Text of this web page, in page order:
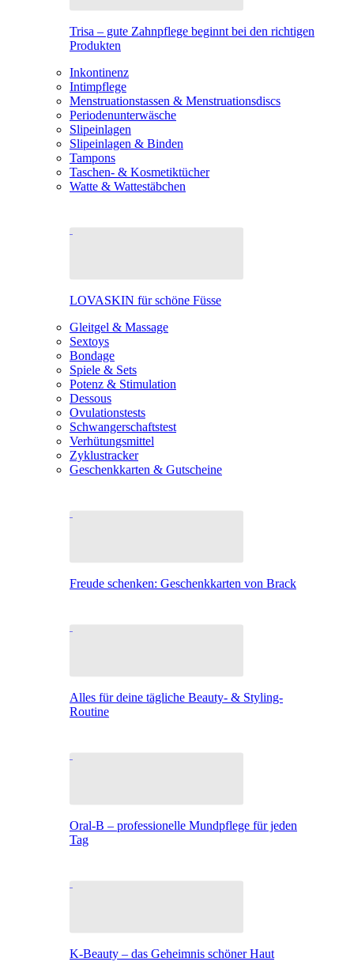
Trisa – gute Zahnpflege beginnt bei den richtigen
Produkten
Inkontinenz
Intimpflege
Menstruationstassen & Menstruationsdiscs
Periodenunterwäsche
Slipeinlagen
Slipeinlagen & Binden
Tampons
Taschen- & Kosmetiktücher
Watte & Wattestäbchen
LOVASKIN für schöne Füsse
Gleitgel & Massage
Sextoys
Bondage
Spiele & Sets
Potenz & Stimulation
Dessous
Ovulationstests
Schwangerschaftstest
Verhütungsmittel
Zyklustracker
Geschenkkarten & Gutscheine
Freude schenken: Geschenkkarten von Brack
Alles für deine tägliche Beauty- & Styling-
Routine
Oral-B – professionelle Mundpflege für jeden
Tag
K-Beauty – das Geheimnis schöner Haut